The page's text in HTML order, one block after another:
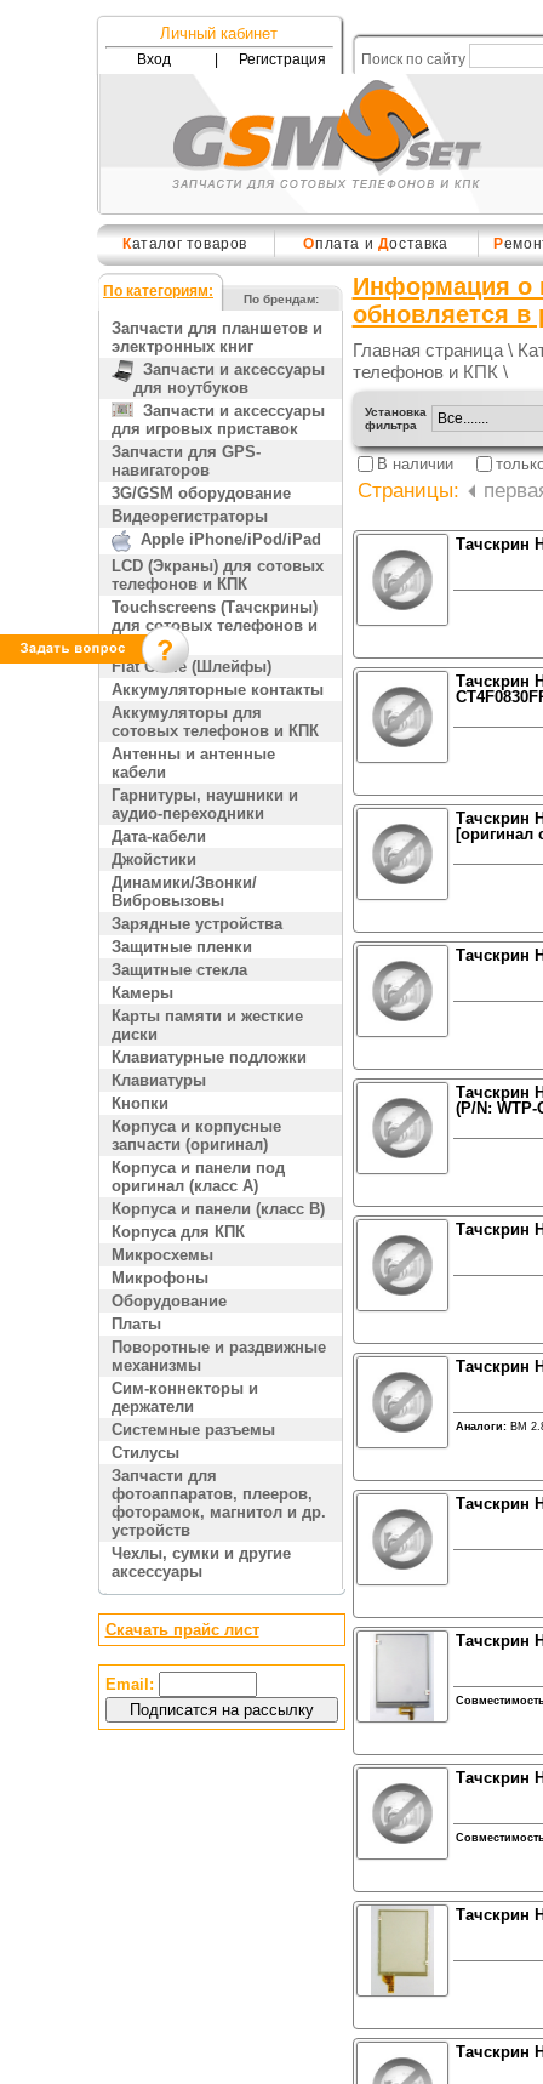
Личный кабинет
Вход Регистрация Поиск по сайту
Каталог товаров Оплата и Доставка Р
По категориям: По брендам:
Запчасти для планшетов и
электронных книг
Запчасти и аксессуары
для ноутбуков
Запчасти и аксессуары
для игровых приставок
Запчасти для GPS-
навигаторов
3G/GSM оборудование
Видеорегистраторы
Apple iPhone/iPod/iPad
LCD (Экраны) для сотовых
телефонов и КПК
Touchscreens (Тачскрины)
для сотовых телефонов и
КПК
Flat Cable (Шлейфы)
Аккумуляторные контакты
Аккумуляторы для
сотовых телефонов и КПК
Антенны и антенные
кабели
Гарнитуры, наушники и
аудио-переходники
Дата-кабели
Джойстики
Динамики/Звонки/
Вибровызовы
Зарядные устройства
Защитные пленки
Защитные стекла
Камеры
Карты памяти и жесткие
диски
Клавиатурные подложки
Клавиатуры
Кнопки
Корпуса и корпусные
запчасти (оригинал)
Корпуса и панели под
оригинал (класс A)
Корпуса и панели (класс B)
Корпуса для КПК
Микросхемы
Микрофоны
Оборудование
Платы
Поворотные и раздвижные
механизмы
Сим-коннекторы и
держатели
Системные разъемы
Стилусы
Запчасти для
фотоаппаратов, плееров,
фоторамок, магнитол и др.
устройств
Чехлы, сумки и другие
аксессуары
Скачать прайс лист
Email:
Информация о
обновляется
Главная страница\
телефонов и КПК \
Установка
фильтра
В наличии
Страницы:
Тачскрин
Тачскрин
Тачскрин
[оригинал
Тачскрин
Тачскрин
(P/N: WTP-
Тачскрин
Тачскрин
Аналоги: BM
Тачскрин
Тачскрин
Тачскрин
Тачскрин
Тачскрин